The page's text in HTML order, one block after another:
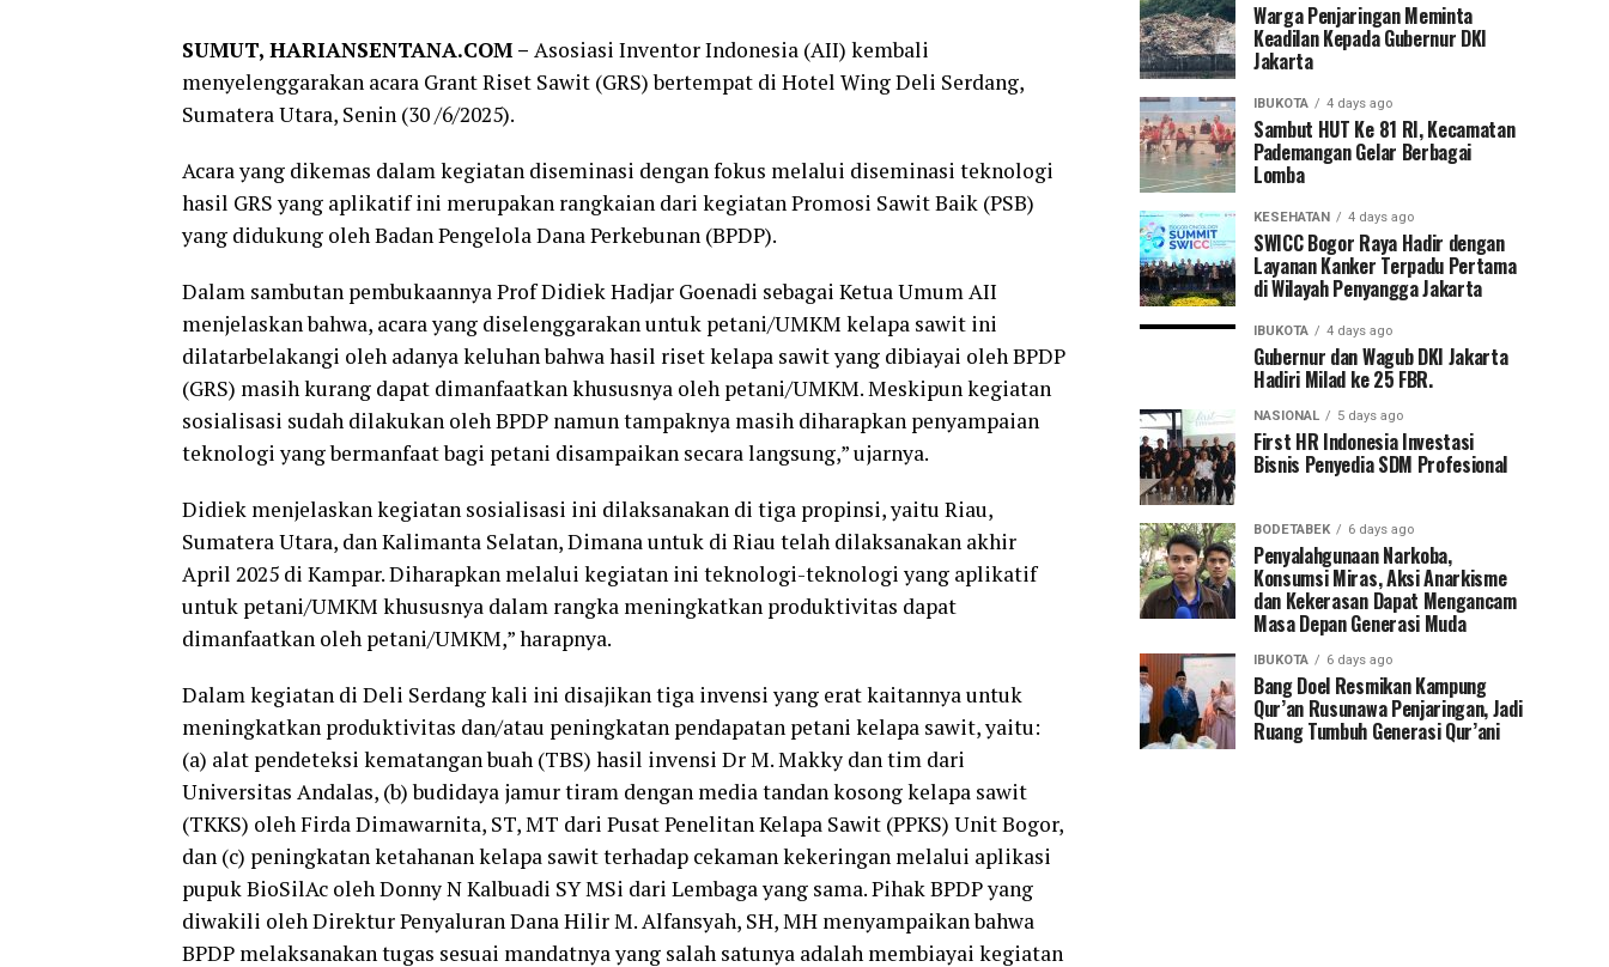
SUMUT, HARIANSENTANA.COM – Asosiasi Inventor Indonesia (AII) kembali
menyelenggarakan acara Grant Riset Sawit (GRS) bertempat di Hotel Wing Deli Serdang,
Sumatera Utara, Senin (30 /6/2025).
Acara yang dikemas dalam kegiatan diseminasi dengan fokus melalui diseminasi teknologi
hasil GRS yang aplikatif ini merupakan rangkaian dari kegiatan Promosi Sawit Baik (PSB)
yang didukung oleh Badan Pengelola Dana Perkebunan (BPDP).
Dalam sambutan pembukaannya Prof Didiek Hadjar Goenadi sebagai Ketua Umum AII
menjelaskan bahwa, acara yang diselenggarakan untuk petani/UMKM kelapa sawit ini
dilatarbelakangi oleh adanya keluhan bahwa hasil riset kelapa sawit yang dibiayai oleh BPDP
(GRS) masih kurang dapat dimanfaatkan khususnya oleh petani/UMKM. Meskipun kegiatan
sosialisasi sudah dilakukan oleh BPDP namun tampaknya masih diharapkan penyampaian
teknologi yang bermanfaat bagi petani disampaikan secara langsung,” ujarnya.
Didiek menjelaskan kegiatan sosialisasi ini dilaksanakan di tiga propinsi, yaitu Riau,
Sumatera Utara, dan Kalimanta Selatan, Dimana untuk di Riau telah dilaksanakan akhir
April 2025 di Kampar. Diharapkan melalui kegiatan ini teknologi-teknologi yang aplikatif
untuk petani/UMKM khususnya dalam rangka meningkatkan produktivitas dapat
dimanfaatkan oleh petani/UMKM,” harapnya.
Dalam kegiatan di Deli Serdang kali ini disajikan tiga invensi yang erat kaitannya untuk
meningkatkan produktivitas dan/atau peningkatan pendapatan petani kelapa sawit, yaitu:
(a) alat pendeteksi kematangan buah (TBS) hasil invensi Dr M. Makky dan tim dari
Universitas Andalas, (b) budidaya jamur tiram dengan media tandan kosong kelapa sawit
(TKKS) oleh Firda Dimawarnita, ST, MT dari Pusat Penelitan Kelapa Sawit (PPKS) Unit Bogor,
dan (c) peningkatan ketahanan kelapa sawit terhadap cekaman kekeringan melalui aplikasi
pupuk BioSilAc oleh Donny N Kalbuadi SY MSi dari Lembaga yang sama. Pihak BPDP yang
diwakili oleh Direktur Penyaluran Dana Hilir M. Alfansyah, SH, MH menyampaikan bahwa
BPDP melaksanakan tugas sesuai mandatnya yang salah satunya adalah membiayai kegiatan
Warga Penjaringan Meminta
Keadilan Kepada Gubernur DKI
Jakarta
IBUKOTA 4 days ago
Sambut HUT Ke 81 RI, Kecamatan
Pademangan Gelar Berbagai
Lomba
KESEHATAN 4 days ago
SWICC Bogor Raya Hadir dengan
Layanan Kanker Terpadu Pertama
di Wilayah Penyangga Jakarta
IBUKOTA 4 days ago
Gubernur dan Wagub DKI Jakarta
Hadiri Milad ke 25 FBR.
NASIONAL 5 days ago
First HR Indonesia Investasi
Bisnis Penyedia SDM Profesional
BODETABEK 6 days ago
Penyalahgunaan Narkoba,
Konsumsi Miras, Aksi Anarkisme
dan Kekerasan Dapat Mengancam
Masa Depan Generasi Muda
IBUKOTA 6 days ago
Bang Doel Resmikan Kampung
Qur’an Rusunawa Penjaringan, Jadi
Ruang Tumbuh Generasi Qur’ani